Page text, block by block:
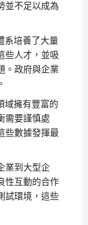
並不足以成為
系培養了大量
些人才，並吸
。政府與企業
域擁有豐富的
需要謹慎處
些數據發揮最
業到大型企
性互動的合作
試環境，這些